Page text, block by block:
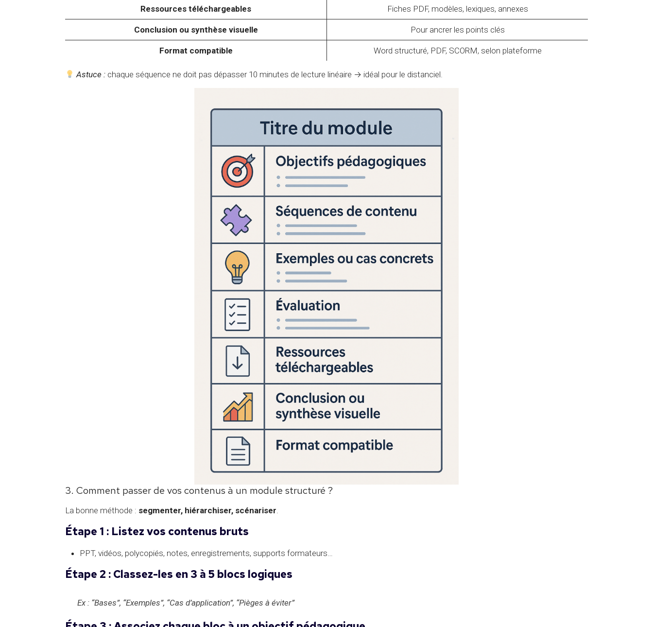
Ressources téléchargeables Fiches PDF, modèles, lexiques, annexes
Conclusion ou synthèse visuelle Pour ancrer les points clés
Format compatible Word structuré, PDF, SCORM, selon plateforme
Astuce : chaque séquence ne doit pas dépasser 10 minutes de lecture linéaire → idéal pour le distanciel.
3. Comment passer de vos contenus à un module structuré ?
La bonne méthode : segmenter, hiérarchiser, scénariser.
Étape 1 : Listez vos contenus bruts
PPT, vidéos, polycopiés, notes, enregistrements, supports formateurs…
Étape 2 : Classez-les en 3 à 5 blocs logiques
Ex : “Bases”, “Exemples”, “Cas d’application”, “Pièges à éviter”